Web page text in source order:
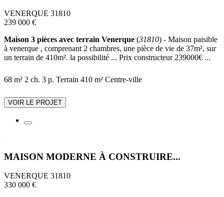
VENERQUE 31810
239 000 €
Maison 3 pièces avec terrain Venerque (31810) - Maison paisible
à venerque , comprenant 2 chambres, une pièce de vie de 37m², sur
un terrain de 410m². la possibilité ... Prix constructeur 239000€ ...
68 m² 2 ch. 3 p. Terrain 410 m² Centre-ville
VOIR LE PROJET
MAISON MODERNE À CONSTRUIRE...
VENERQUE 31810
330 000 €